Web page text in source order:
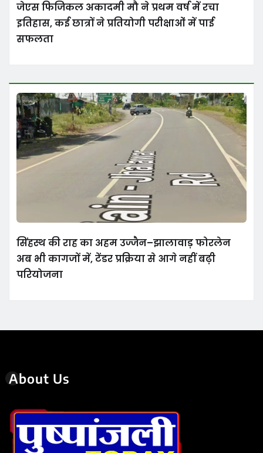
जेएस फिजिकल अकादमी मौ ने प्रथम वर्ष में रचा
इतिहास, कई छात्रों ने प्रतियोगी परीक्षाओं में पाई
सफलता
सिंहस्थ की राह का अहम उज्जैन–झालावाड़ फोरलेन
अब भी कागजों में, टेंडर प्रक्रिया से आगे नहीं बढ़ी
परियोजना
About Us